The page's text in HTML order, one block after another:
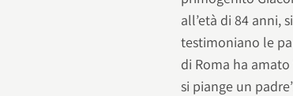
all’età di 84 anni,
testimoniano le
di Roma ha
si piange un